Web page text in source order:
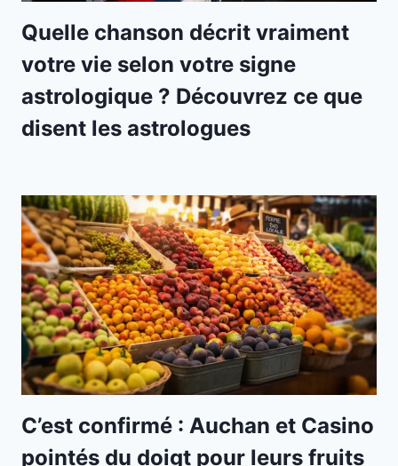
Quelle chanson décrit vraiment
votre vie selon votre signe
astrologique ? Découvrez ce que
disent les astrologues
C’est confirmé : Auchan et Casino
pointés du doigt pour leurs fruits